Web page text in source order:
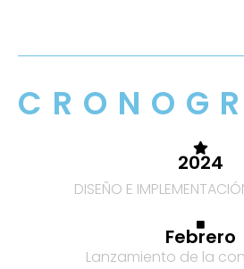
2024
DISEÑO E
Febrero
Lanzamiento de la